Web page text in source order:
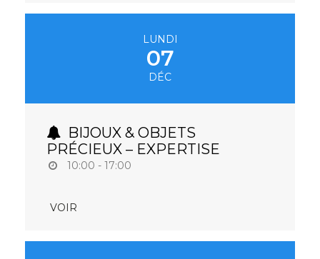
LUNDI
07
DÉC
BIJOUX & OBJETS
PRÉCIEUX – EXPERTISE
10:00 - 17:00
VOIR